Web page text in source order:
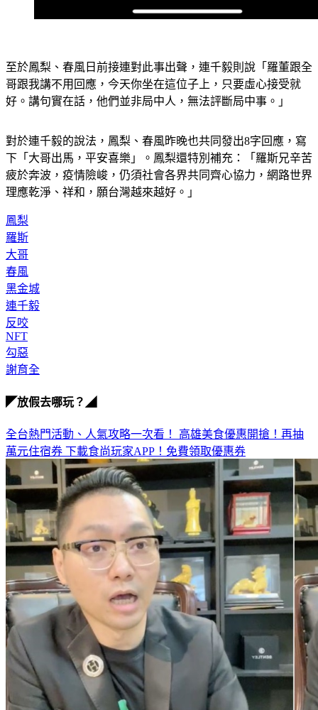
至於鳳梨、春風日前接連對此事出聲，連千毅則說「羅董跟全
哥跟我講不用回應，今天你坐在這位子上，只要虛心接受就
好。講句實在話，他們並非局中人，無法評斷局中事。」
對於連千毅的說法，鳳梨、春風昨晚也共同發出8字回應，寫
下「大哥出馬，平安喜樂」。鳳梨還特別補充：「羅斯兄辛苦
疲於奔波，疫情險峻，仍須社會各界共同齊心協力，網路世界
理應乾淨、祥和，願台灣越來越好。」
鳳梨
羅斯
大哥
春風
黑金城
連千毅
反咬
NFT
勾惡
謝育全
◤放假去哪玩？◢
全台熱門活動、人氣攻略一次看！ 高雄美食優惠開搶！再抽
萬元住宿券 下載食尚玩家APP！免費領取優惠券